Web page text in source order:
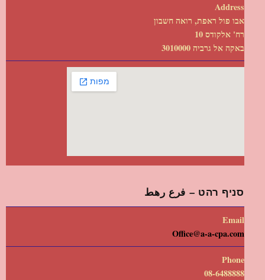
Address
אבו פול ראפת, רואה חשבון
רח' אלקודס 10
באקה אל גרביה 3010000
סניף רהט – فرع رهط
Email
Office@a-a-cpa.com
Phone
08-6488888